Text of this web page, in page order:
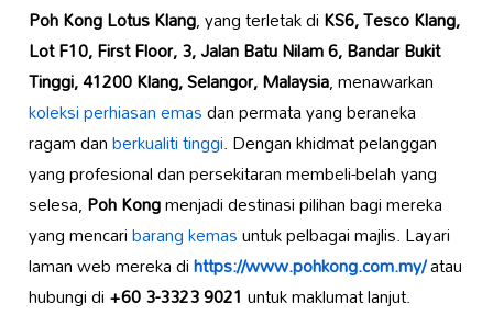
Poh Kong Lotus Klang, yang terletak diKS6, Tesco Klang,
Lot F10, First Floor, 3, Jalan Batu Nilam 6, Bandar Bukit
Tinggi, 41200 Klang, Selangor, Malaysia, menawarkan
koleksi perhiasan emasdan permata yang beraneka
ragam danberkualiti tinggi. Dengan khidmat pelanggan
yang profesional dan persekitaran membeli-belah yang
selesa,Poh Kongmenjadi destinasi pilihan bagi mereka
yang mencaribarang kemasuntuk pelbagai majlis. Layari
laman web mereka dihttps://www.pohkong.com.my/atau
hubungi di+60 3-3323 9021 untuk maklumat lanjut.